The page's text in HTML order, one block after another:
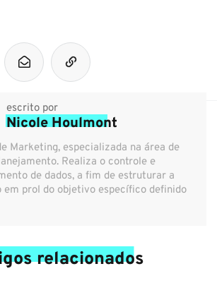
escrito por
Nicole Houlmont
Marketing, especializada na área de
Realiza o controle e
de dados, a fim de estruturar a
em prol do objetivo específico definido
relacionados